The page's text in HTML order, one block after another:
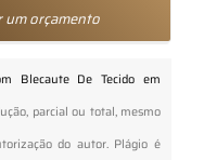
um orçamento
Blecaute De Tecido em
parcial ou total, mesmo
do autor. Plágio é